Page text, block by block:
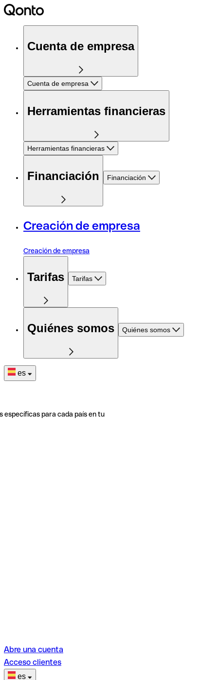
Cuenta de empresa
Cuenta de empresa
Herramientas financieras
Herramientas financieras
Financiación Financiación
Creación de empresa
Creación de empresa
Tarifas Tarifas
Quiénes somos Quiénes somos
es
específicas para cada país en tu
Abre una cuenta
Acceso clientes
es